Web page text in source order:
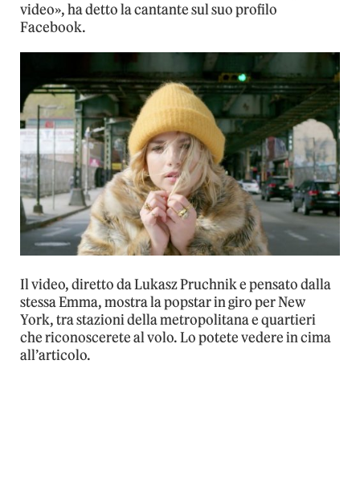
video», ha detto la cantante sul suo profilo
Facebook.
Il video, diretto da Lukasz Pruchnik e pensato dalla
stessa Emma, mostra la popstar in giro per New
York, tra stazioni della metropolitana e quartieri
che riconoscerete al volo. Lo potete vedere in cima
all’articolo.